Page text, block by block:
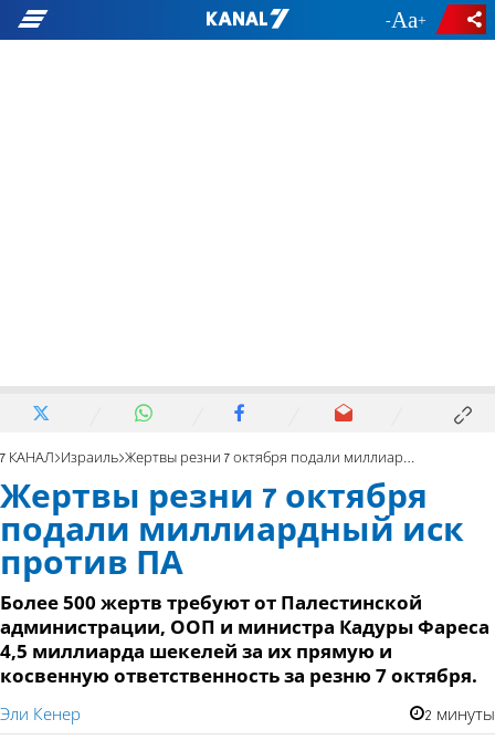
- +
7 КАНАЛ Израиль Жертвы резни 7 октября подали миллиардный иск против ПА
Жертвы резни 7 октября
подали миллиардный иск
против ПА
Более 500 жертв требуют от Палестинской
администрации, ООП и министра Кадуры Фареса
4,5 миллиарда шекелей за их прямую и
косвенную ответственность за резню 7 октября.
Эли Кенер 2 минуты